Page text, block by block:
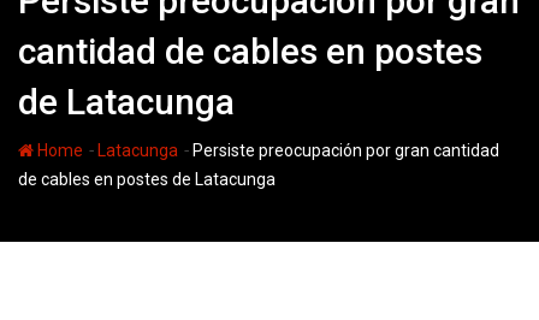
cantidad de cables en postes
de Latacunga
Home - Latacunga - Persiste preocupación por gran cantidad
de cables en postes de Latacunga